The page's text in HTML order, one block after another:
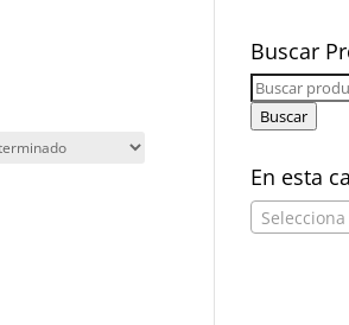
Buscar
Buscar
por:
Buscar
En esta